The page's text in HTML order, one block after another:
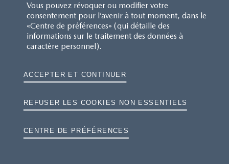
Vous pouvez révoquer ou modifier votre
consentement pour l’avenir à tout moment, dans le
«Centre de préférences» (qui détaille des
informations sur le traitement des données à
caractère personnel).
ACCEPTER ET CONTINUER
REFUSER LES COOKIES NON ESSENTIELS
CENTRE DE PRÉFÉRENCES